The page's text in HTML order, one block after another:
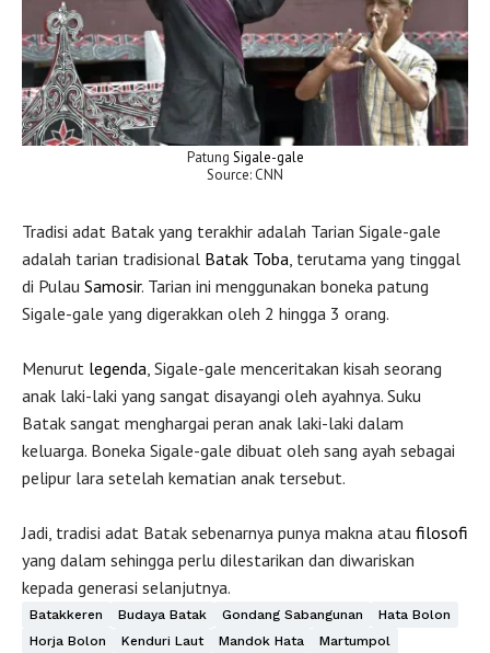
Patung Sigale-gale
Source: CNN
Tradisi adat Batak yang terakhir adalah Tarian Sigale-gale
adalah tarian tradisional Batak Toba, terutama yang tinggal
di Pulau Samosir. Tarian ini menggunakan boneka patung
Sigale-gale yang digerakkan oleh 2 hingga 3 orang.
Menurut legenda, Sigale-gale menceritakan kisah seorang
anak laki-laki yang sangat disayangi oleh ayahnya. Suku
Batak sangat menghargai peran anak laki-laki dalam
keluarga. Boneka Sigale-gale dibuat oleh sang ayah sebagai
pelipur lara setelah kematian anak tersebut.
Jadi, tradisi adat Batak sebenarnya punya makna atau filosofi
yang dalam sehingga perlu dilestarikan dan diwariskan
kepada generasi selanjutnya.
Batakkeren Budaya Batak Gondang Sabangunan
Hata Bolon
Horja Bolon
Kenduri Laut Mandok Hata
Martumpol